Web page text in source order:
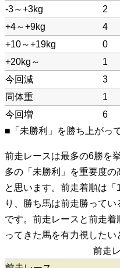
-3～+3kg
2
+4～+9kg
4
+10～+19kg
0
+20kg～
1
今回減
3
同体重
1
今回増
6
■「未勝利」を勝ち上がっ
前走レースは最多の6勝を
多の「未勝利」を重要度
と思います。前走着順は
り、勝ち馬は前走勝って
です。前走レースと前走
ってきた馬を有力視したい
前走